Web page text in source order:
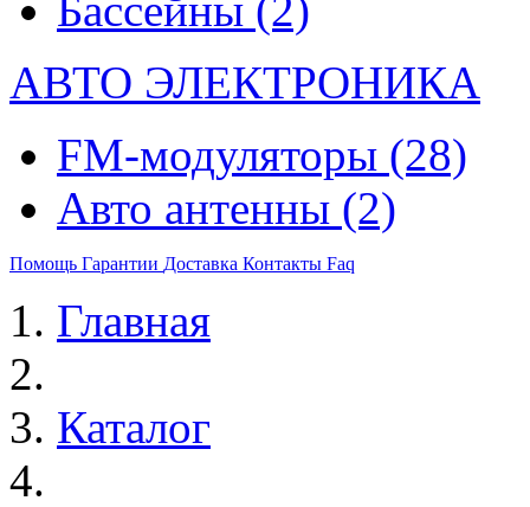
АВТО ЭЛЕКТРОНИКА
FM-модуляторы (28)
Авто антенны (2)
Помощь Гарантии Доставка Контакты Faq
Главная
Каталог